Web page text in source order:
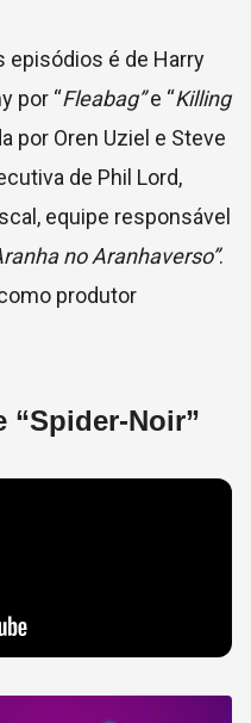
episódios é de Harry
por “Fleabag”e “Killing
por Oren Uziel e Steve
de Phil Lord,
equipe responsável
no Aranhaverso”.
produtor
“Spider-Noir”